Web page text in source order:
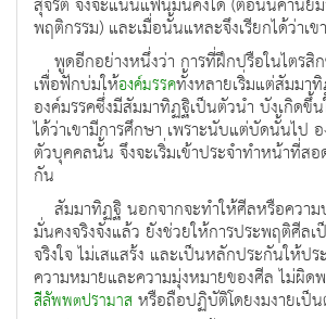
พฤติกรรม) และเมื่อนั้นแหละจึงเรียกได้ว่าเ
พูดอีกอย่างหนึ่งว่า การที่ฝึกปรือในไตรสิ
เพื่อฟักบ่มให้องค์มรรคทั้งหลายเริ่มแต่สัมมา
องค์มรรคซึ่งมีสัมมาทิฏฐิเป็นตัวนำ บังเกิดขึ้
ได้ว่าเขามีการศึกษา เพราะนับแต่บัดนั้นไป
ตัวบุคคลนั้น จึงจะเริ่มเข้าประจำทำหน้าที่ส
กัน
สัมมาทิฏฐิ นอกจากจะทำให้ศีลหรือควา
มั่นคงจริงจังแล้ว ยังช่วยให้การประพฤติศีล
จริงใจ ไม่เสแสร้ง และเป็นหลักประกันให้ป
ความหมายและความมุ่งหมายของศีล ไม่ผิด
สีลัพพตปรามาส หรือถือปฏิบัติโดยงมงายเป็